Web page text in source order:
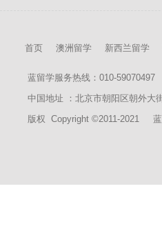
首页 澳洲留学 新西兰留学
蓝留学服务热线：010-59070497
中国地址 ：北京市朝阳区朝外大
版权 Copyright ©2011-2021